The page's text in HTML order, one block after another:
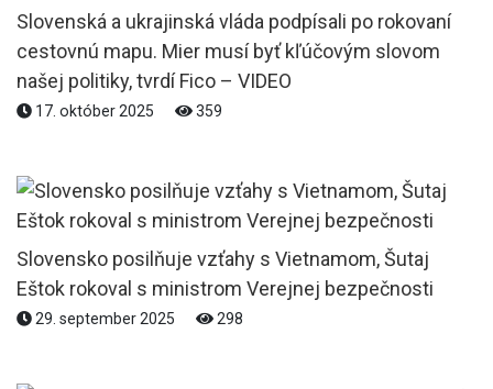
Slovenská a ukrajinská vláda podpísali po rokovaní
cestovnú mapu. Mier musí byť kľúčovým slovom
našej politiky, tvrdí Fico – VIDEO
17. október 2025 359
Slovensko posilňuje vzťahy s Vietnamom, Šutaj
Eštok rokoval s ministrom Verejnej bezpečnosti
29. september 2025 298